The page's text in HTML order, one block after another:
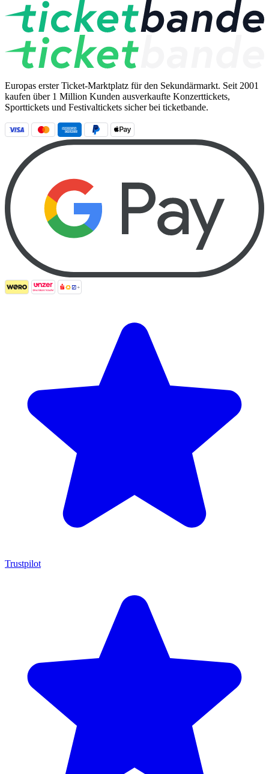
Europas erster Ticket-Marktplatz für den Sekundärmarkt. Seit 2001
kaufen über 1 Million Kunden ausverkaufte Konzerttickets,
Sporttickets und Festivaltickets sicher bei ticketbande.
Trustpilot